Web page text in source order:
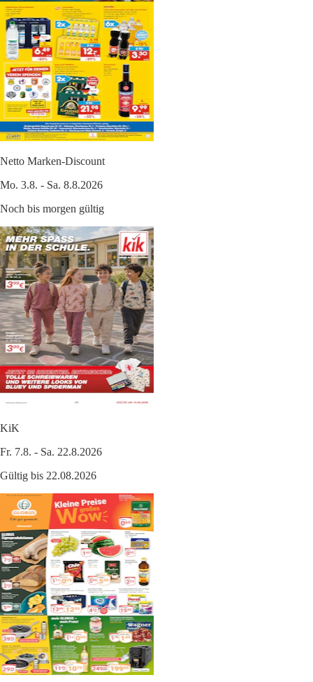
Netto Marken-Discount
Mo. 3.8. - Sa. 8.8.2026
Noch bis morgen gültig
KiK
Fr. 7.8. - Sa. 22.8.2026
Gültig bis 22.08.2026